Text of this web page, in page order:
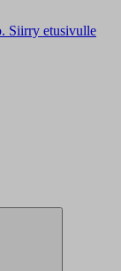
Siirry etusivulle